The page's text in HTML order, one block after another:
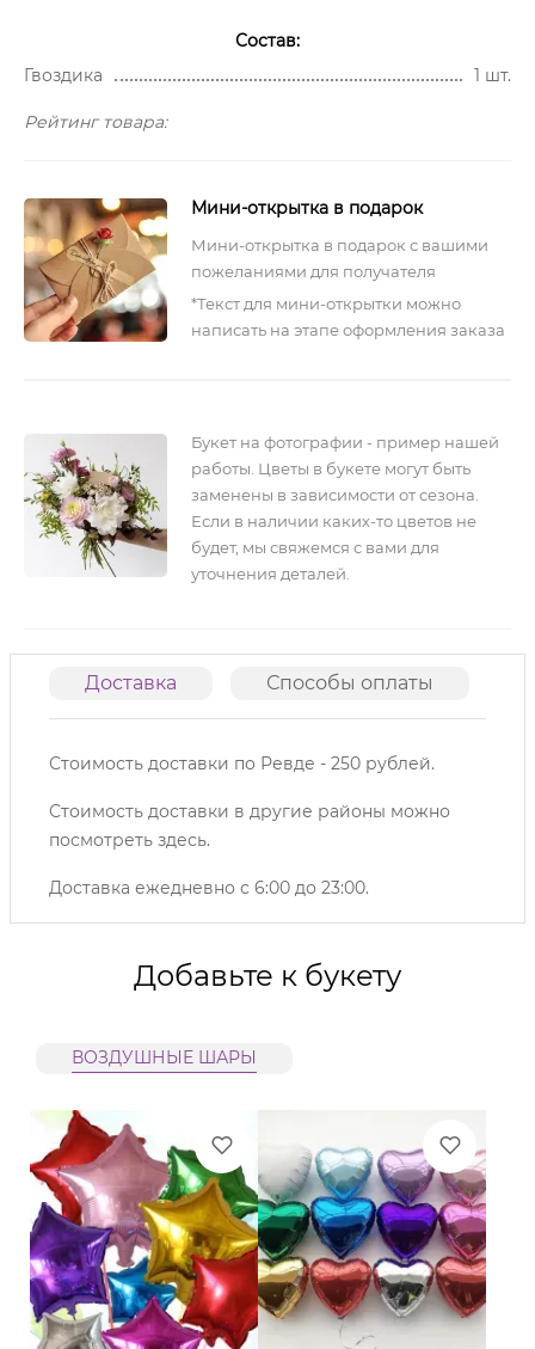
Состав:
Гвоздика
1 шт.
Рейтинг товара:
Мини-открытка в подарок
Мини-открытка в подарок с вашими
пожеланиями для получателя
*Текст для мини-открытки можно
написать на этапе оформления заказа
Букет на фотографии - пример нашей
работы. Цветы в букете могут быть
заменены в зависимости от сезона.
Если в наличии каких-то цветов не
будет, мы свяжемся с вами для
уточнения деталей.
Доставка Способы оплаты
Стоимость доставки по Ревде - 250 рублей.
Стоимость доставки в другие районы можно
посмотреть здесь.
Доставка ежедневно с 6:00 до 23:00.
Добавьте к букету
ВОЗДУШНЫЕ ШАРЫ